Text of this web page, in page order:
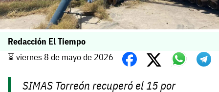
Redacción El Tiempo
⌛️ viernes 8 de mayo de 2026
SIMAS Torreón recuperó el 15 por